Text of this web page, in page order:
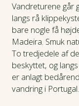
Afrejsedatoer
Prisinfo
Dagsprogram
Vandreturene går
langs rå
bare nogle få
Madeira. Smuk
To tredjedele af
beskyttet, og
er anlagt
vandring i Portugal.